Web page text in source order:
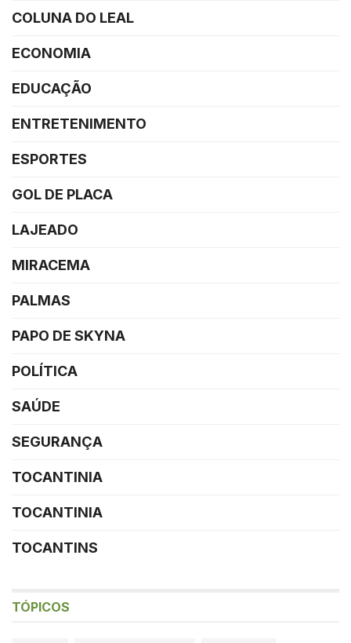
COLUNA DO LEAL
ECONOMIA
EDUCAÇÃO
ENTRETENIMENTO
ESPORTES
GOL DE PLACA
LAJEADO
MIRACEMA
PALMAS
PAPO DE SKYNA
POLÍTICA
SAÚDE
SEGURANÇA
TOCANTINIA
TOCANTINIA
TOCANTINS
TÓPICOS